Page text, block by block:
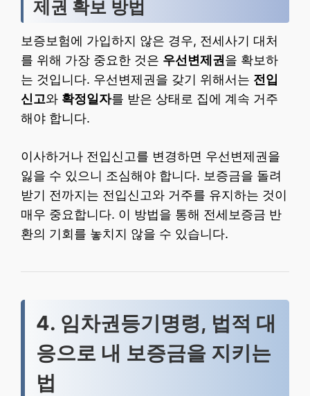
제권 확보 방법
보증보험에 가입하지 않은 경우, 전세사기 대처
를 위해 가장 중요한 것은 우선변제권을 확보하
는 것입니다. 우선변제권을 갖기 위해서는 전입
신고와 확정일자를 받은 상태로 집에 계속 거주
해야 합니다.
이사하거나 전입신고를 변경하면 우선변제권을
잃을 수 있으니 조심해야 합니다. 보증금을 돌려
받기 전까지는 전입신고와 거주를 유지하는 것이
매우 중요합니다. 이 방법을 통해 전세보증금 반
환의 기회를 놓치지 않을 수 있습니다.
4. 임차권등기명령, 법적 대
응으로 내 보증금을 지키는
법